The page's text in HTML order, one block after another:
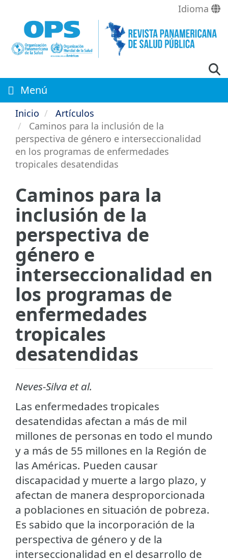
contenido
principal
Idioma
Menú
Inicio
Artículos
Caminos para la inclusión de la
perspectiva de género e interseccionalidad
en los programas de enfermedades
tropicales desatendidas
Caminos para la
inclusión de la
perspectiva de
género e
interseccionalidad en
los programas de
enfermedades
tropicales
desatendidas
Neves-Silva et al.
Las enfermedades tropicales
desatendidas afectan a más de mil
millones de personas en todo el mundo
y a más de 55 millones en la Región de
las Américas. Pueden causar
discapacidad y muerte a largo plazo, y
afectan de manera desproporcionada
a poblaciones en situación de pobreza.
Es sabido que la incorporación de la
perspectiva de género y de la
interseccionalidad en el desarrollo de